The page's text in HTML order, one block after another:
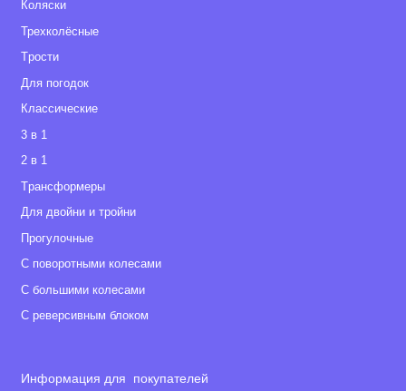
Коляски
Трехколёсные
Tрости
Для погодок
Классические
3 в 1
2 в 1
Tрансформеры
Для двойни и тройни
Прогулочные
С поворотными колесами
С большими колесами
С реверсивным блоком
Информация для покупателей